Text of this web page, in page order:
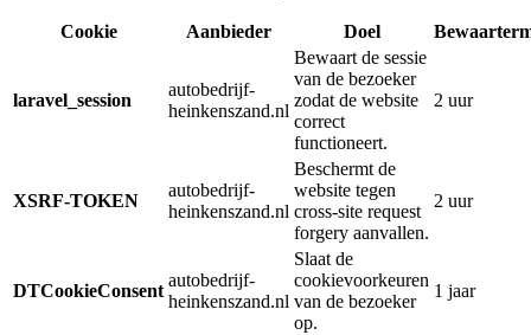
Cookie Aanbieder Doel
laravel_session
autobedrijf-
heinkenszand.nl
Bewaart de sessie
van de bezoeker
zodat de website
correct
functioneert.
2 uur
XSRF-TOKEN
autobedrijf-
heinkenszand.nl
Beschermt de
website tegen
cross-site request
forgery aanvallen.
2 uur
DTCookieConsent
autobedrijf-
heinkenszand.nl
Slaat de
cookievoorkeuren
van de bezoeker
op.
1 jaar